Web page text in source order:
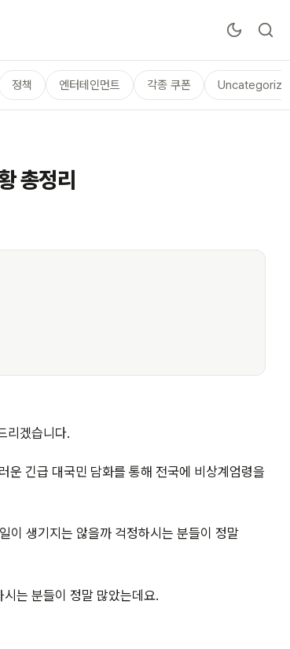
정책 엔터테인먼트 각종 쿠폰 Uncategorized
총정리
리겠습니다.
긴급 대국민 담화를 통해 전국에 비상계엄령을
이 생기지는 않을까 걱정하시는 분들이 정말
는 분들이 정말 많았는데요.